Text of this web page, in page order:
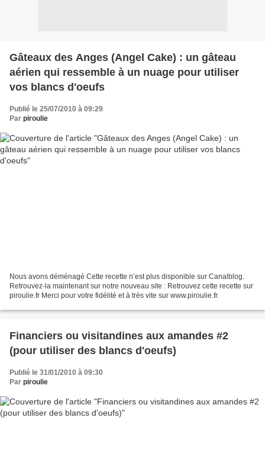
Gâteaux des Anges (Angel Cake) : un gâteau
aérien qui ressemble à un nuage pour utiliser
vos blancs d'oeufs
Publié le 25/07/2010 à 09:29
Par piroulie
Nous avons déménagé Cette recette n’est plus disponible sur Canalblog.
Retrouvez-la maintenant sur notre nouveau site : Retrouvez cette recette sur
piroulie.fr Merci pour votre fidélité et à très vite sur www.piroulie.fr.
Financiers ou visitandines aux amandes #2
(pour utiliser des blancs d'oeufs)
Publié le 31/01/2010 à 09:30
Par piroulie